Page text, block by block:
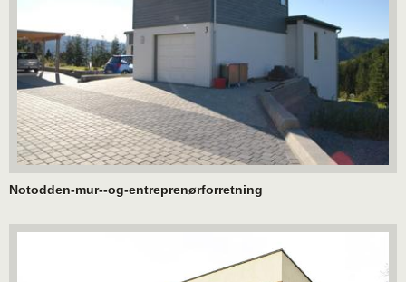
Notodden-mur--og-entreprenørforretning